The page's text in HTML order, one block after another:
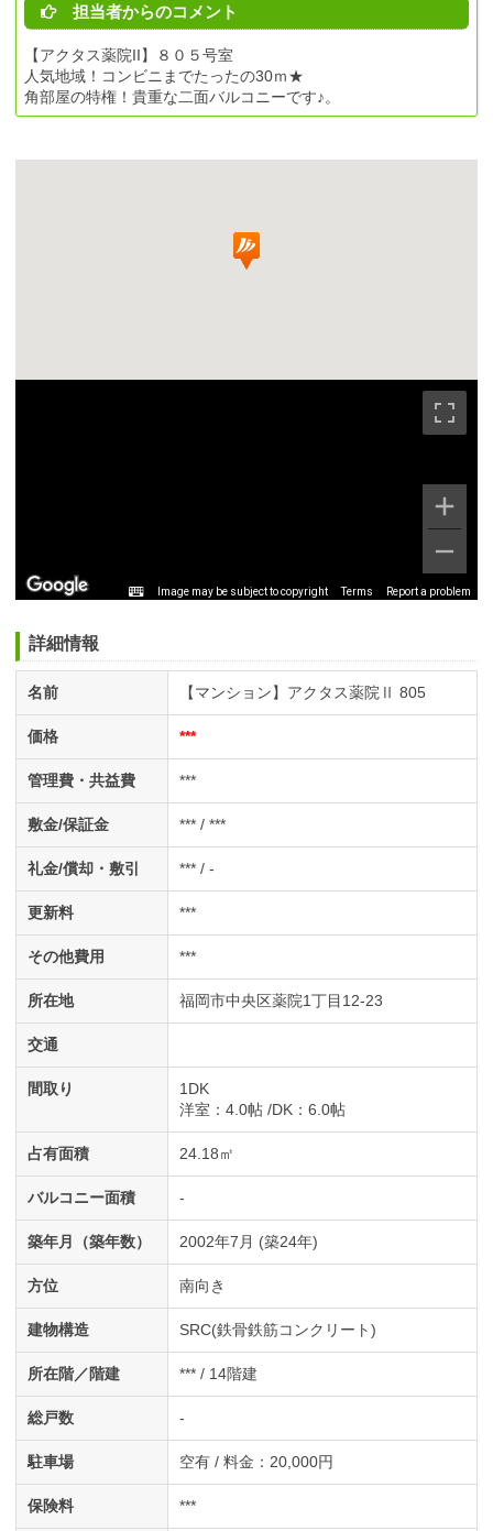
担当者からのコメント
【アクタス薬院II】８０５号室
人気地域！コンビニまでたったの30ｍ★
角部屋の特権！貴重な二面バルコニーです♪。
Image may be subject to copyright Terms Report a problem
詳細情報
名前 【マンション】アクタス薬院Ⅱ 805
価格 ***
管理費・共益費 ***
敷金/保証金 *** / ***
礼金/償却・敷引 *** / -
更新料 ***
その他費用 ***
所在地 福岡市中央区薬院1丁目12-23
交通
間取り
1DK
洋室 ：4.0帖 DK ：6.0帖
占有面積 24.18㎡
バルコニー面積 -
築年月（築年数） 2002年7月 (築24年)
方位 南向き
建物構造 SRC(鉄骨鉄筋コンクリート)
所在階／階建 *** / 14階建
総戸数 -
駐車場 空有 / 料金：20,000円
保険料 ***